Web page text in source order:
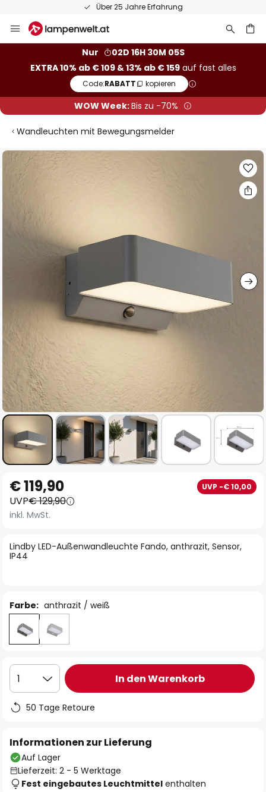
Über 25 Jahre Erfahrung
Inhalt
Nur
02D 16H 30M 05S
EXTRA 10% ab € 109 & 13% ab € 159auf fast alles
Code:RABATT kopieren
WOW Week:Bis zu -70%
Wandleuchten mit Bewegungsmelder
Zum
Ende
springen
Anfang
der
Bildgalerie
Lindby LED-Außenwandleuchte Fando, anthrazit, Sensor,
IP44
€ 119,90 UVP -€ 10,00
UVP€ 129,90
inkl. MwSt.
Farbe: anthrazit / weiß
1 In den Warenkorb
50 Tage Retoure
Informationen zur Lieferung
Auf Lager
Lieferzeit: 2 - 5 Werktage
Fest eingebautes Leuchtmittel enthalten